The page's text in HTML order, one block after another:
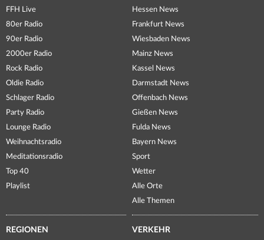
FFH Live
80er Radio
90er Radio
2000er Radio
Rock Radio
Oldie Radio
Schlager Radio
Party Radio
Lounge Radio
Weihnachtsradio
Meditationsradio
Top 40
Playlist
Hessen News
Frankfurt News
Wiesbaden News
Mainz News
Kassel News
Darmstadt News
Offenbach News
Gießen News
Fulda News
Bayern News
Sport
Wetter
Alle Orte
Alle Themen
REGIONEN VERKEHR